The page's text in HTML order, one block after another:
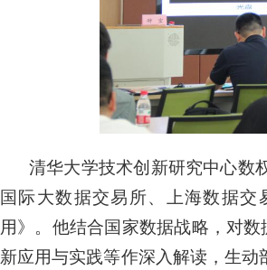
清华大学技术创新研究中心数
国际大数据交易所、上海数据交
用》。他结合国家数据战略，对
新应用与实践等作深入解读，生